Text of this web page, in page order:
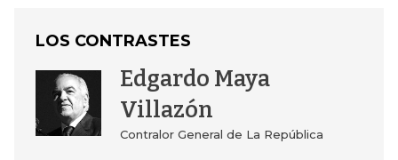
LOS CONTRASTES
Edgardo Maya
Villazón
Contralor General de La República